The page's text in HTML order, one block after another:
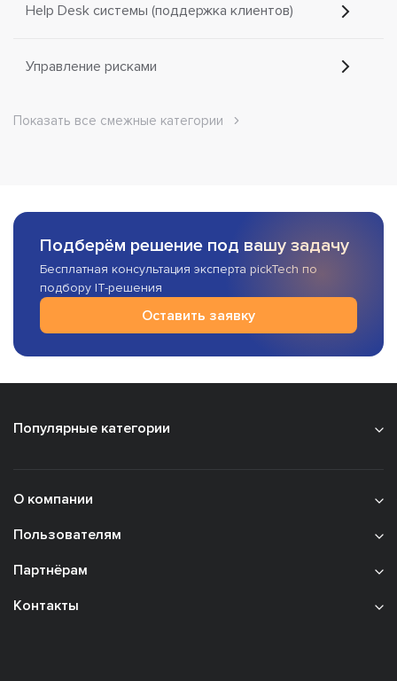
Help Desk системы (поддержка клиентов)
Управление рисками
Показать все смежные категории
Подберём решение под вашу задачу
Бесплатная консультация эксперта pickTech по
подбору IT-решения
Оставить заявку
Популярные категории
О компании
Пользователям
Партнёрам
Контакты